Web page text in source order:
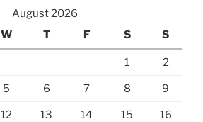
August 2026
W T F S S
1 2
5 6 7 8 9
12 13 14 15 16